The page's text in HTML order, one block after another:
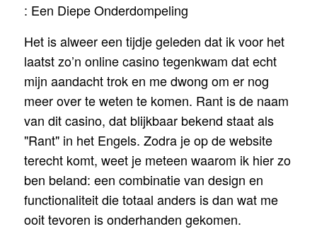
: Een Diepe Onderdompeling
Het is alweer een tijdje geleden dat ik voor het
laatst zo’n online casino tegenkwam dat echt
mijn aandacht trok en me dwong om er nog
meer over te weten te komen. Rant is de naam
van dit casino, dat blijkbaar bekend staat als
"Rant" in het Engels. Zodra je op de website
terecht komt, weet je meteen waarom ik hier zo
ben beland: een combinatie van design en
functionaliteit die totaal anders is dan wat me
ooit tevoren is onderhanden gekomen.